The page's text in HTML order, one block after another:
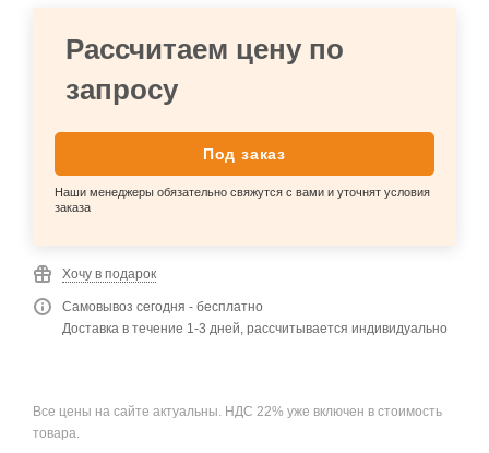
Рассчитаем цену по
запросу
Под заказ
Наши менеджеры обязательно свяжутся с вами и уточнят условия
заказа
Хочу в подарок
Самовывоз сегодня - бесплатно
Доставка в течение 1-3 дней, рассчитывается индивидуально
Все цены на сайте актуальны. НДС 22% уже включен в стоимость
товара.